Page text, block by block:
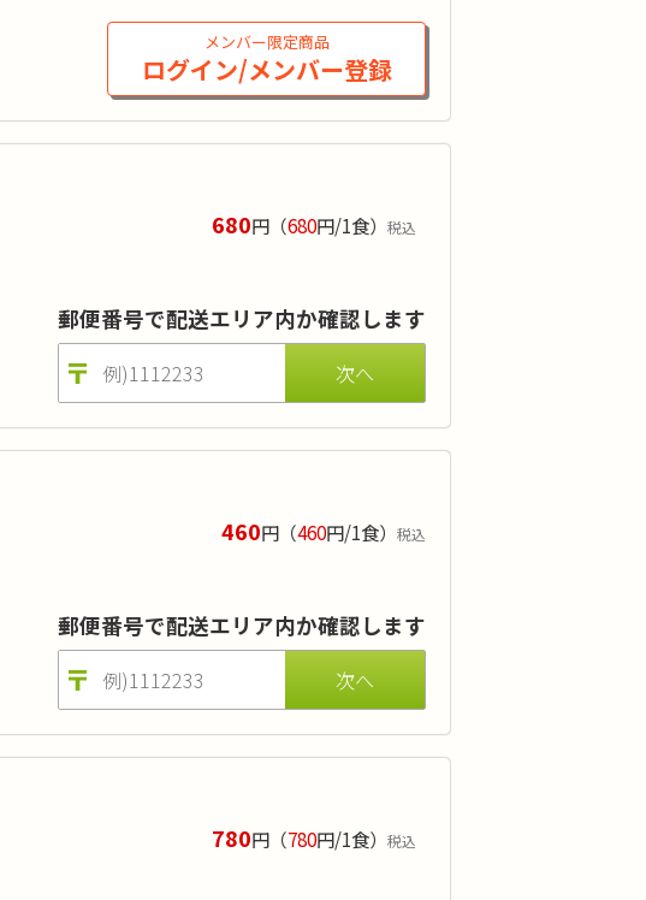
以上前にご注文されたことがある方が対象です。
メンバー限定商品
ログイン/メンバー登録
680円 （680円/1食） 税込
材の安全や食の楽しみにもこだわって調理していま
おかずの差替えでのアレルギー対応も無料で承ります。
郵便番号で配送エリア内か確認します
460円 （460円/1食） 税込
お求めやすいお手頃価格です。
郵便番号で配送エリア内か確認します
780円 （780円/1食） 税込